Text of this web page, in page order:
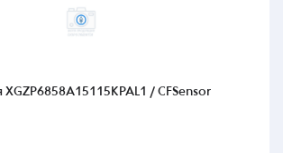
XGZP6858A15115KPAL1 / CFSensor